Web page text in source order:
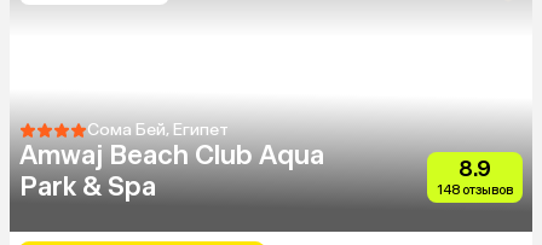
Сома Бей, Египет
Amwaj Beach Club Aqua
Park & Spa
8.9
148 отзывов